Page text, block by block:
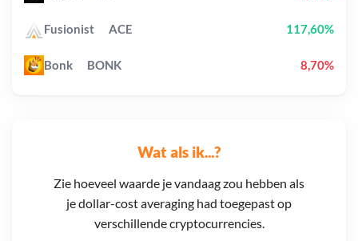
Wat als ik...?
Zie hoeveel waarde je vandaag zou hebben als
je dollar-cost averaging had toegepast op
verschillende cryptocurrencies.
Fusionist ACE 117,60%
Bonk BONK 8,70%